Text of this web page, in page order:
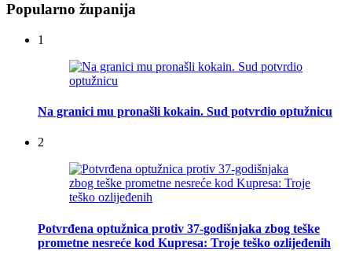
Popularno županija
1
Na granici mu pronašli kokain. Sud potvrdio optužnicu
2
Potvrđena optužnica protiv 37-godišnjaka zbog teške
prometne nesreće kod Kupresa: Troje teško ozlijeđenih